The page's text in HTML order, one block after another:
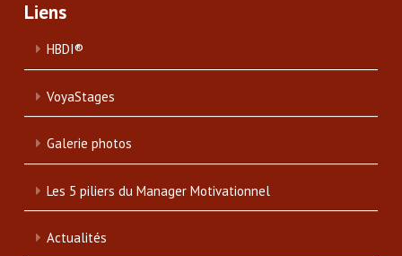
Liens
HBDI®
VoyaStages
Galerie photos
Les 5 piliers du Manager Motivationnel
Actualités